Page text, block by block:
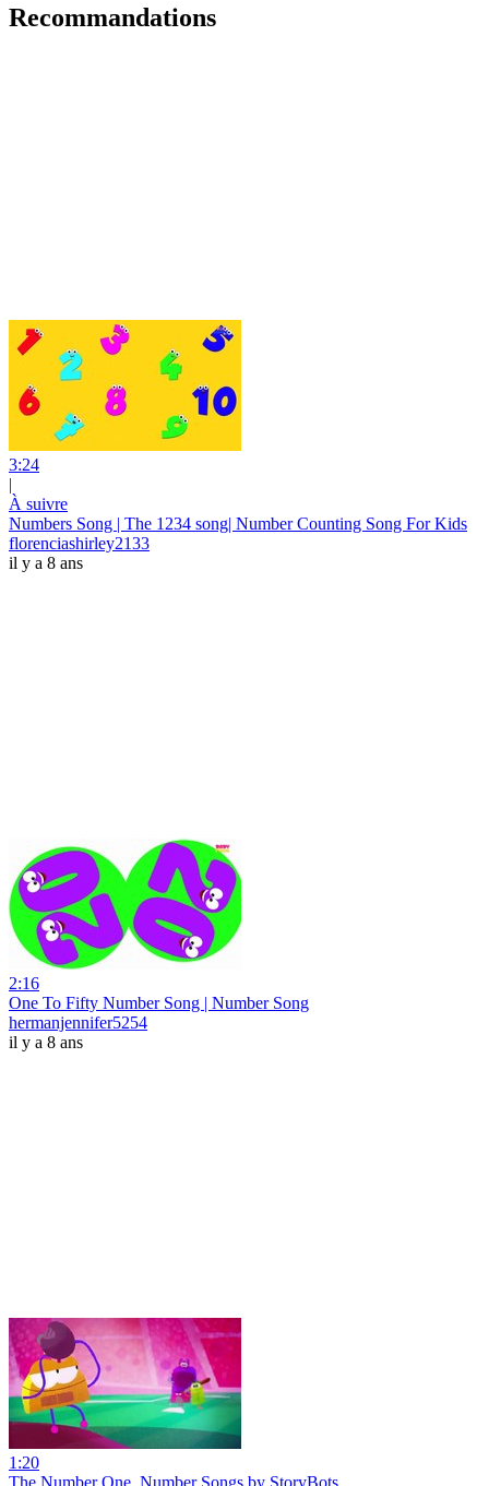
Recommandations
3:24
|
À suivre
Numbers Song | The 1234 song| Number Counting Song For Kids
florenciashirley2133
il y a 8 ans
2:16
One To Fifty Number Song | Number Song
hermanjennifer5254
il y a 8 ans
1:20